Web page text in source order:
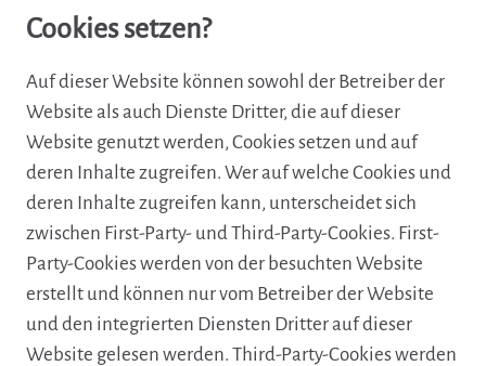
Cookies setzen?
Auf dieser Website können sowohl der Betreiber der
Website als auch Dienste Dritter, die auf dieser
Website genutzt werden, Cookies setzen und auf
deren Inhalte zugreifen. Wer auf welche Cookies und
deren Inhalte zugreifen kann, unterscheidet sich
zwischen First-Party- und Third-Party-Cookies. First-
Party-Cookies werden von der besuchten Website
erstellt und können nur vom Betreiber der Website
und den integrierten Diensten Dritter auf dieser
Website gelesen werden. Third-Party-Cookies werden